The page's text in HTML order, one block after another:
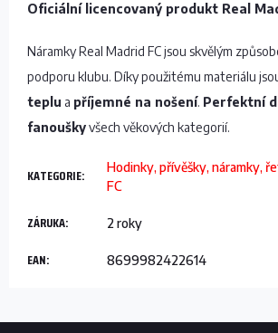
Oficiální licencovaný produkt Real
Náramky Real Madrid FC jsou skvělým
podporu klubu. Díky použitému materiálu
teplu a příjemné na nošení. Perfektní
fanouškyvšech věkových kategorií.
KATEGORIE:
Hodinky, přívěšky, náramky,
FC
ZÁRUKA: 2 roky
EAN: 8699982422614